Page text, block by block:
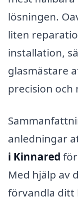
lösningen.
liten
installation,
glasmästare
precision
anledningar
i Kinnared
Med hjälp av
förvandla ditt